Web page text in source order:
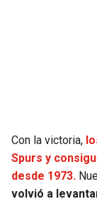
Con la victoria,
Spurs y
desde 1973.
volvió a